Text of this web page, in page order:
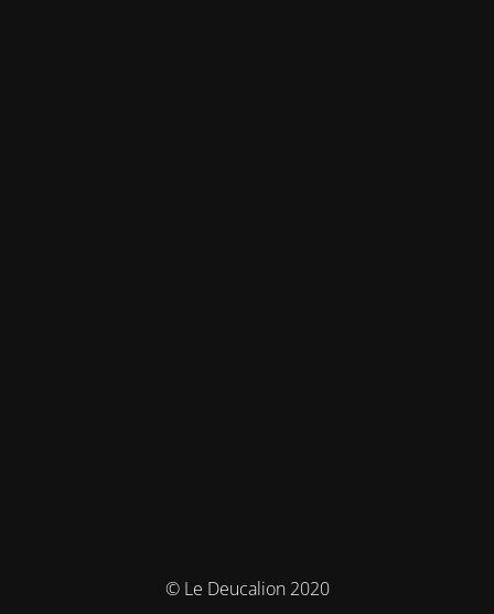
© Le Deucalion 2020